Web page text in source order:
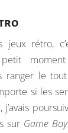
jeux rétro,
ranger le
si les
j’avais
sur Game Boy